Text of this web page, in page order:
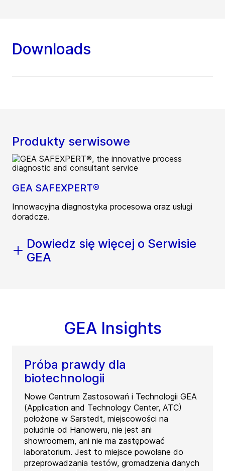
Downloads
Produkty serwisowe
GEA SAFEXPERT®
Innowacyjna diagnostyka procesowa oraz usługi
doradcze.
Dowiedz się więcej o Serwisie
GEA
GEA Insights
Próba prawdy dla
biotechnologii
Nowe Centrum Zastosowań i Technologii GEA
(Application and Technology Center, ATC)
położone w Sarstedt, miejscowości na
południe od Hanoweru, nie jest ani
showroomem, ani nie ma zastępować
laboratorium. Jest to miejsce powołane do
przeprowadzania testów, gromadzenia danych